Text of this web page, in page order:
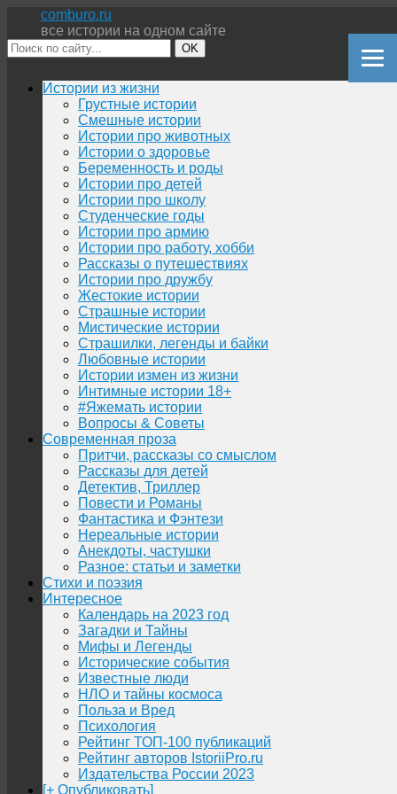
comburo.ru
все истории на одном сайте
OK
Перейти
содержимому
Истории из жизни
Грустные истории
Смешные истории
Истории про животных
Истории о здоровье
Беременность и роды
Истории про детей
Истории про школу
Студенческие годы
Истории про армию
Истории про работу, хобби
Рассказы о путешествиях
Истории про дружбу
Жестокие истории
Страшные истории
Мистические истории
Страшилки, легенды и байки
Любовные истории
Истории измен из жизни
Интимные истории 18+
#Яжемать истории
Вопросы & Советы
Современная проза
Притчи, рассказы со смыслом
Рассказы для детей
Детектив, Триллер
Повести и Романы
Фантастика и Фэнтези
Нереальные истории
Анекдоты, частушки
Разное: статьи и заметки
Стихи и поэзия
Интересное
Календарь на 2023 год
Загадки и Тайны
Мифы и Легенды
Исторические события
Известные люди
НЛО и тайны космоса
Польза и Вред
Психология
Рейтинг ТОП-100 публикаций
Рейтинг авторов IstoriiPro.ru
Издательства России 2023
[+ Опубликовать]